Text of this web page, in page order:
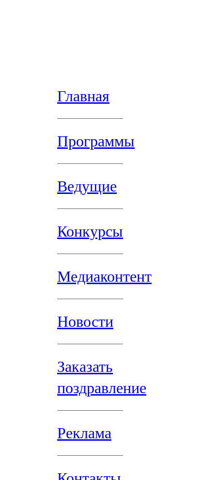
Главная
Программы
Ведущие
Конкурсы
Медиаконтент
Новости
Заказать
поздравление
Реклама